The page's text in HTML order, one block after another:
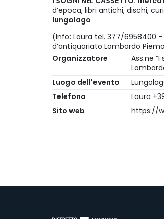
d’epoca, libri antichi, dischi,
lungolago
(Info: Laura tel. 377/6958400
d’antiquariato Lombardo
Organizzatore
Ass.ne
Luogo dell'evento
Telefono
Laura
Sito web
https://